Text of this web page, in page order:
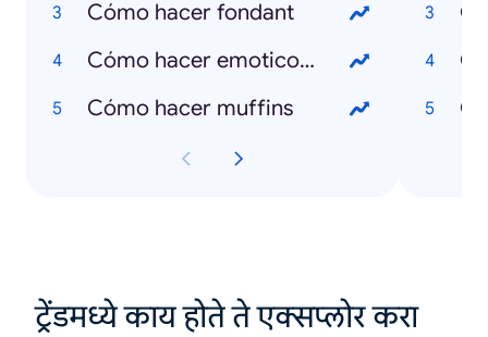
Cómo hacer fondant
Cómo hacer emoticones
Cómo hacer muffins
ट्रेंडमध्ये काय होते ते एक्सप्लोर करा